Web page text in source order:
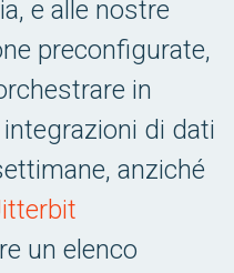
e alle nostre
preconfigurate,
in
di dati
anziché
un elenco